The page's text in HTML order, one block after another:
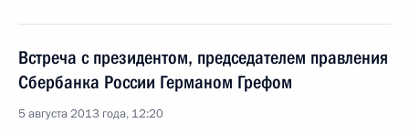
Встреча с президентом, председателем правления
Сбербанка России Германом Грефом
5 августа 2013 года, 12:20